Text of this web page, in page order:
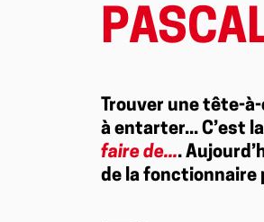
Trouver une tête-
à entarter... C’est
faire de....
de la fonctionnaire